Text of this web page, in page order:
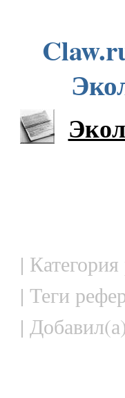
|
| Теги
|